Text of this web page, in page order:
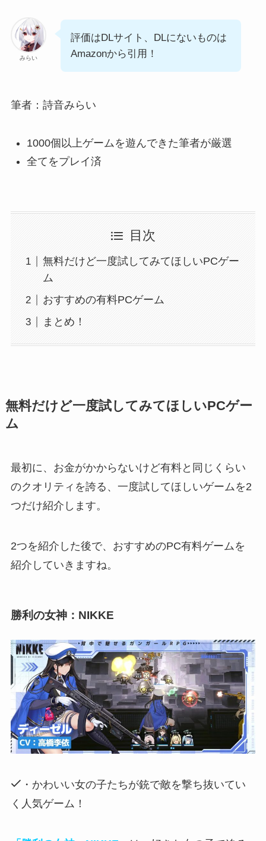
みらい
評価はDLサイト、DLにないものは
Amazonから引用！
筆者：詩音みらい
1000個以上ゲームを遊んできた筆者が厳選
全てをプレイ済
目次
無料だけど一度試してみてほしいPCゲー
ム
おすすめの有料PCゲーム
まとめ！
無料だけど一度試してみてほしいPCゲー
ム
最初に、お金がかからないけど有料と同じくらい
のクオリティを誇る、一度試してほしいゲーム を2
つだけ紹介します。
2つを紹介した後で、おすすめのPC有料ゲームを
紹介していきますね。
勝利の女神：NIKKE
・かわいい女の子たちが銃で敵を撃ち抜いてい
く人気ゲーム！